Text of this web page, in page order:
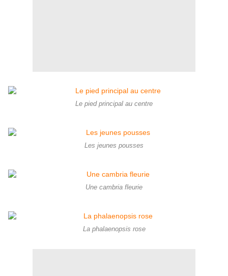
Le pied principal au centre
Les jeunes pousses
Une cambria fleurie
La phalaenopsis rose